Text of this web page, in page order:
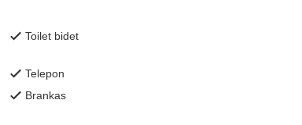
Toilet bidet
Telepon
Brankas